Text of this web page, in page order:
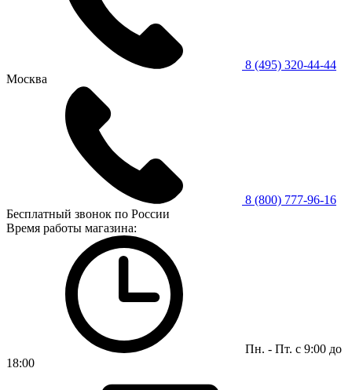
8 (495) 320-44-44
Москва
8 (800) 777-96-16
Бесплатный звонок по России
Время работы магазина:
Пн. - Пт. с 9:00 до
18:00